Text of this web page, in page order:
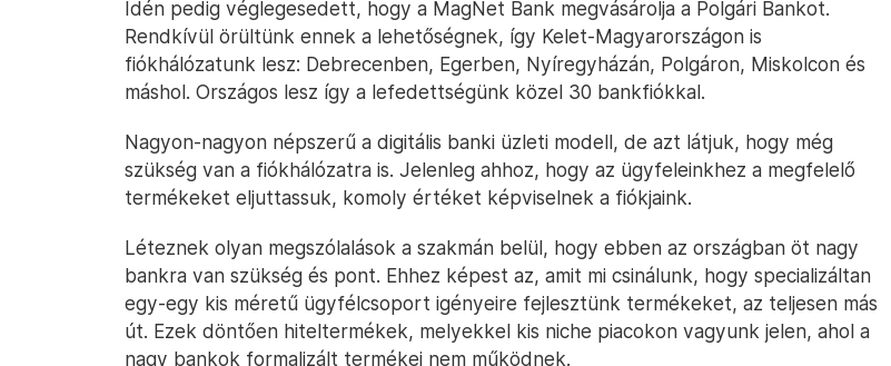
Idén pedig véglegesedett, hogy a MagNet Bank megvásárolja a Polgári Bankot.
Rendkívül örültünk ennek a lehetőségnek, így Kelet-Magyarországon is
fiókhálózatunk lesz: Debrecenben, Egerben, Nyíregyházán, Polgáron, Miskolcon és
máshol. Országos lesz így a lefedettségünk közel 30 bankfiókkal.
Nagyon-nagyon népszerű a digitális banki üzleti modell, de azt látjuk, hogy még
szükség van a fiókhálózatra is. Jelenleg ahhoz, hogy az ügyfeleinkhez a megfelelő
termékeket eljuttassuk, komoly értéket képviselnek a fiókjaink.
Léteznek olyan megszólalások a szakmán belül, hogy ebben az országban öt nagy
bankra van szükség és pont. Ehhez képest az, amit mi csinálunk, hogy specializáltan
egy-egy kis méretű ügyfélcsoport igényeire fejlesztünk termékeket, az teljesen más
út. Ezek döntően hiteltermékek, melyekkel kis niche piacokon vagyunk jelen, ahol a
nagy bankok formalizált termékei nem működnek.